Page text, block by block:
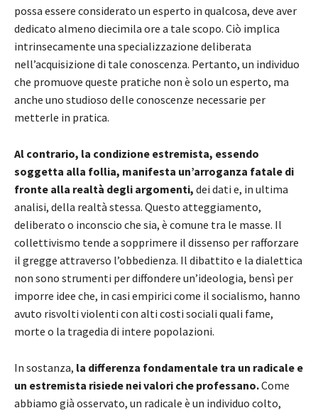
possa essere considerato un esperto in qualcosa, deve aver
dedicato almeno diecimila ore a tale scopo. Ciò implica
intrinsecamente una specializzazione deliberata
nell’acquisizione di tale conoscenza. Pertanto, un individuo
che promuove queste pratiche non è solo un esperto, ma
anche uno studioso delle conoscenze necessarie per
metterle in pratica.
Al contrario, la condizione estremista, essendo
soggetta alla follia, manifesta un’arroganza fatale di
fronte alla realtà degli argomenti, dei dati e, in ultima
analisi, della realtà stessa. Questo atteggiamento,
deliberato o inconscio che sia, è comune tra le masse. Il
collettivismo tende a sopprimere il dissenso per rafforzare
il gregge attraverso l’obbedienza. Il dibattito e la dialettica
non sono strumenti per diffondere un’ideologia, bensì per
imporre idee che, in casi empirici come il socialismo, hanno
avuto risvolti violenti con alti costi sociali quali fame,
morte o la tragedia di intere popolazioni.
In sostanza, la differenza fondamentale tra un radicale e
un estremista risiede nei valori che professano.Come
abbiamo già osservato, un radicale è un individuo colto,